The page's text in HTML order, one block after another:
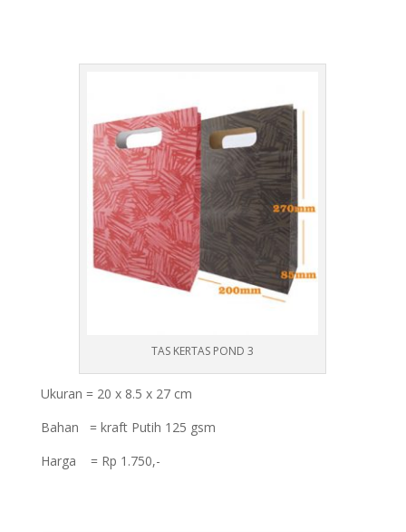
TAS KERTAS POND 3
Ukuran = 20 x 8.5 x 27 cm
Bahan = kraft Putih 125 gsm
Harga = Rp 1.750,-